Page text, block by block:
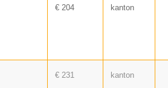
€ 204 kanton
€ 231 kanton